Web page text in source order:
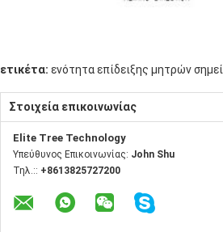
ετικέτα: ενότητα επίδειξης μητρών
Στοιχεία επικοινωνίας
Elite Tree Technology
Υπεύθυνος Επικοινωνίας: John Shu
Τηλ.:: +8613825727200